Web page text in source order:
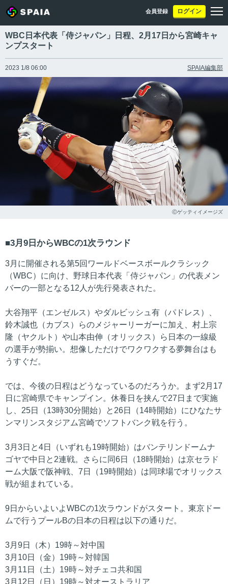
会員登録 ログイン
WBC日本代表「侍ジャパン」日程、2月17日から宮崎キャ
ンプスタート
2023 1/8 06:00 SPAIA編集部
Ⓒゲッティイメージズ
3月9日からWBCの1次ラウンド
3月に開催される第5回ワールドベースボールクラシック
（WBC）に向け、野球日本代表「侍ジャパン」の代表メン
バーの一部となる12人が先行発表された。
大谷翔平（エンゼルス）やダルビッシュ有（パドレス）、
鈴木誠也（カブス）らのメジャーリーガーに加え、村上宗
隆（ヤクルト）や山本由伸（オリックス）ら日本の一線級
の選手が勢揃い。想像しただけでワクワクする夢舞台はも
うすぐだ。
では、今後の日程はどうなっているのだろうか。まず2月17
日に宮崎県でキャンプイン。休養日を挟んで27日まで実施
し、25日（13時30分開始）と26日（14時開始）にひなたサ
ンマリンスタジアム宮崎でソフトバンク戦を行う。
3月3日と4日（いずれも19時開始）はバンテリンドームナ
ゴヤで中日と2連戦。さらに同6日（18時開始）は京セラド
ーム大阪で阪神戦、7日（19時開始）は同球場でオリックス
戦が組まれている。
9日からいよいよWBCの1次ラウンドがスタート。東京ドー
ムで行うプールBの日本の日程は以下の通りだ。
3月9日（木）19時～対中国
3月10日（金）19時～対韓国
3月11日（土）19時～対チェコ共和国
3月12日（日）19時～対オーストラリア